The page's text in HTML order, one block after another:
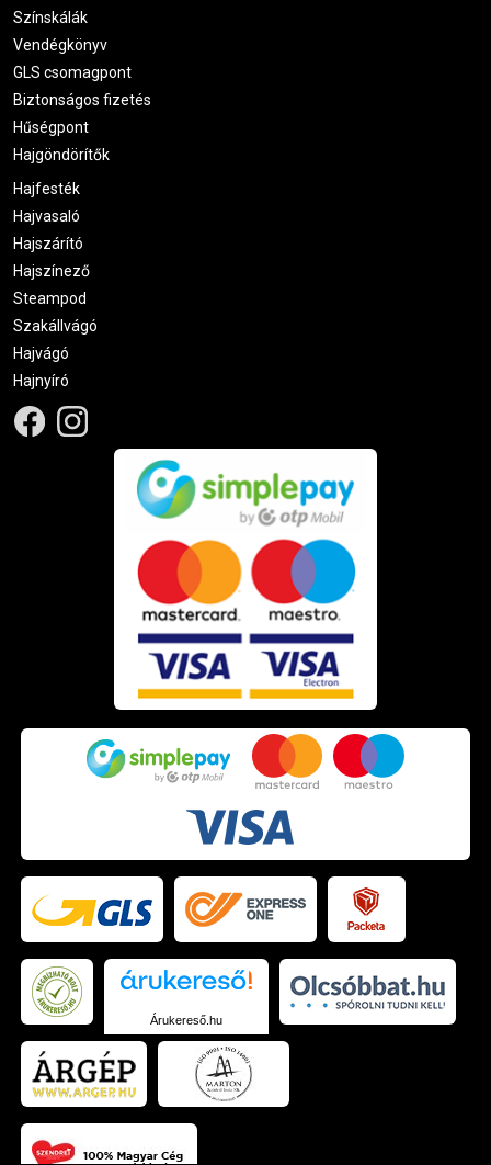
Színskálák
Vendégkönyv
GLS csomagpont
Biztonságos fizetés
Hűségpont
Hajgöndörítők
Hajfesték
Hajvasaló
Hajszárító
Hajszínező
Steampod
Szakállvágó
Hajvágó
Hajnyíró
Árukereső.hu